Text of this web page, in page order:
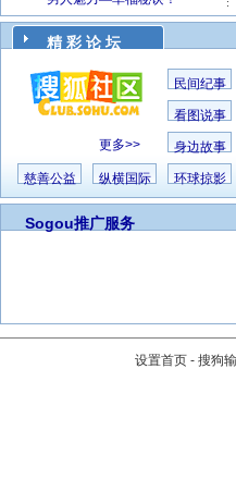
精 彩 论 坛
更多>>
民间纪事
看图说事
身边故事
慈善公益 纵横国际 环球掠影
Sogou推广服务
设置首页 - 搜狗